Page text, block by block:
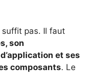
suffit pas. Il faut
son
et ses
composants. Le